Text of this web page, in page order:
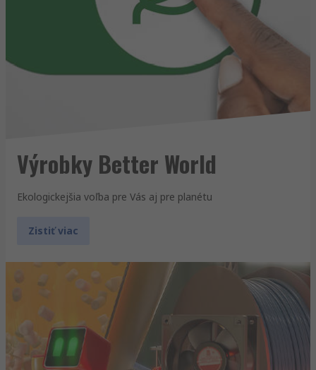
Výrobky Better World
Ekologickejšia voľba pre Vás aj pre planétu
Zistiť viac